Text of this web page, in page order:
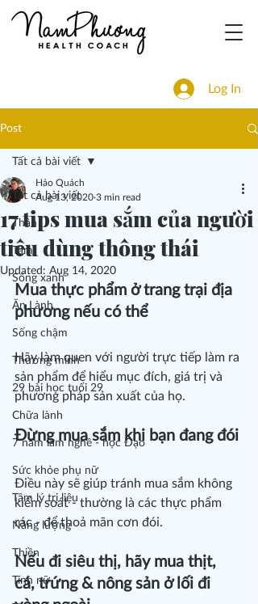
Log In
Post
Tất cả bài viết
Thân
Tâm
Sống xanh
Ăn Lành
Sống chậm
Thương mình
29 bài học tuổi 29
Chữa lành
7 năm làm nghề - học Đạo
Sức khỏe phụ nữ
Tâm lý trị liệu
Năng lượng
Thiền
Tính nữ
Tất cả bài viết
17 tips mua sắm của người
tiêu dùng thông thái
Hảo Quách
Aug 13, 2020 3 min read
Updated: Aug 14, 2020
Mua thực phẩm ở trang trại địa
phương nếu có thể
Hãy làm quen với người trực tiếp làm ra
sản phẩm để hiểu mục đích, giá trị và
phương pháp sản xuất của họ.
Đừng mua sắm khi bạn đang đói
Điều này sẽ giúp tránh mua sắm không
kiểm soát - thường là các thực phẩm
rác - để thoả mãn cơn đói.
Nếu đi siêu thị, hãy mua thịt,
cá, trứng & nông sản ở lối đi